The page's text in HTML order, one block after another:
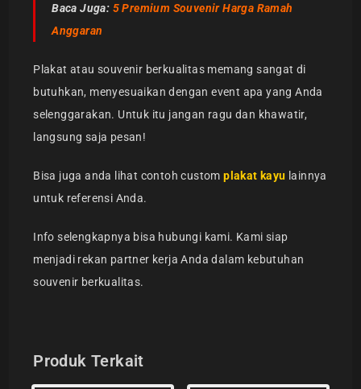
Baca Juga: 5 Premium Souvenir Harga Ramah
Anggaran
Plakat atau souvenir berkualitas memang sangat di
butuhkan, menyesuaikan dengan event apa yang Anda
selenggarakan. Untuk itu jangan ragu dan khawatir,
langsung saja pesan!
Bisa juga anda lihat contoh customplakat kayu lainnya
untuk referensi Anda.
Info selengkapnya bisa hubungi kami. Kami siap
menjadi rekan partner kerja Anda dalam kebutuhan
souvenir berkualitas.
Produk Terkait